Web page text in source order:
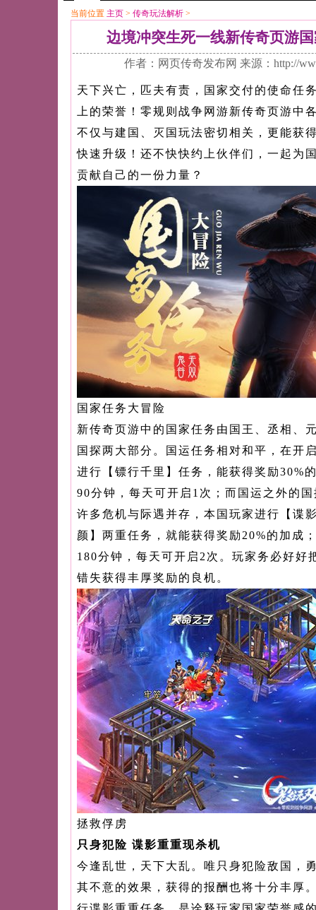
当前位置 主页 > 传奇玩法解析 >
边境冲突生死一线新传奇页游
作者：网页传奇发布网 来源：http://
天下兴亡，匹夫有责，国家交付的使命任
上的荣誉！零规则战争网游新传奇页游中
不仅与建国、灭国玩法密切相关，更能获
快速升级！还不快快约上伙伴们，一起为
贡献自己的一份力量？
国家任务大冒险
新传奇页游中的国家任务由国王、丞相、
国探两大部分。国运任务相对和平，在开
进行【镖行千里】任务，能获得奖励30%
90分钟，每天可开启1次；而国运之外的
许多危机与际遇并存，本国玩家进行【谍
颜】两重任务，就能获得奖励20%的加成
180分钟，每天可开启2次。玩家务必好好
错失获得丰厚奖励的良机。
拯救俘虏
只身犯险 谍影重重现杀机
今逢乱世，天下大乱。唯只身犯险敌国，
其不意的效果，获得的报酬也将十分丰厚